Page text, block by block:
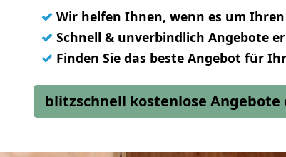
✓ Wir helfen Ihnen, wenn es um
✓ Schnell & unverbindlich Angebote
✓ Finden Sie das beste Angebot für
blitzschnell kostenlose